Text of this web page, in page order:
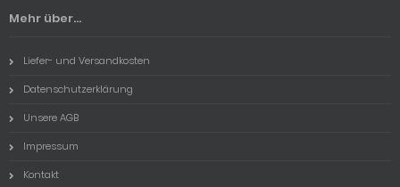
Mehr über...
Liefer- und Versandkosten
Datenschutzerklärung
Unsere AGB
Impressum
Kontakt